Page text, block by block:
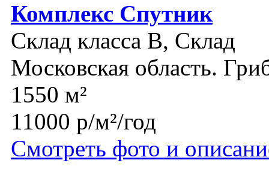
Комплекс Спутник
Склад класса B, Склад
Московская область.
1550 м²
11000 р/м²/год
Смотреть фото и